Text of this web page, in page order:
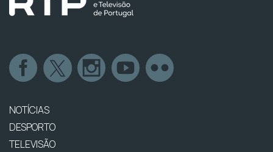
NOTÍCIAS
DESPORTO
TELEVISÃO